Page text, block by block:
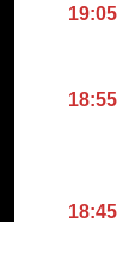
19:05
18:55
18:45